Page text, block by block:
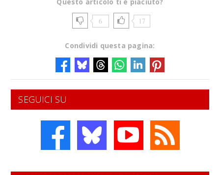
6 17
Condividi questa pagina:
SEGUICI SU